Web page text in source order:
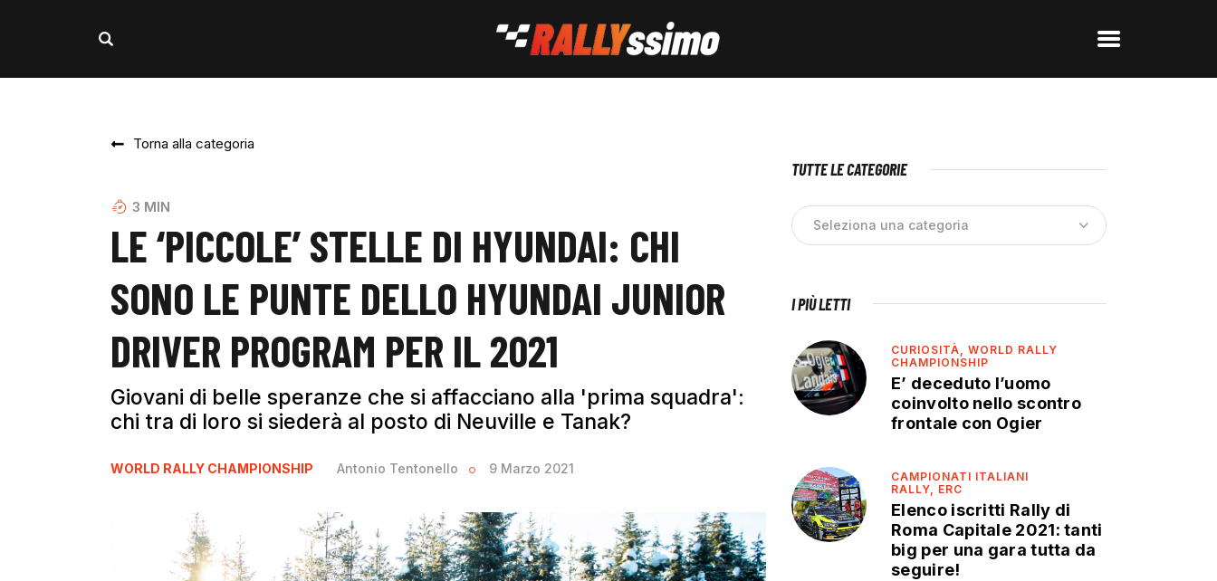
Torna alla categoria
3 MIN
LE ‘PICCOLE’ STELLE DI HYUNDAI: CHI
SONO LE PUNTE DELLO HYUNDAI JUNIOR
DRIVER PROGRAM PER IL 2021
Giovani di belle speranze che si affacciano alla 'prima squadra':
chi tra di loro si siederà al posto di Neuville e Tanak?
WORLD RALLY CHAMPIONSHIP Antonio Tentonello 9 Marzo 2021
TUTTE LE CATEGORIE
I PIÙ LETTI
CURIOSITÀ,WORLD RALLY
CHAMPIONSHIP
E’ deceduto l’uomo
coinvolto nello scontro
frontale con Ogier
CAMPIONATI ITALIANI
RALLY, ERC
Elenco iscritti Rally di
Roma Capitale 2021: tanti
big per una gara tutta da
seguire!